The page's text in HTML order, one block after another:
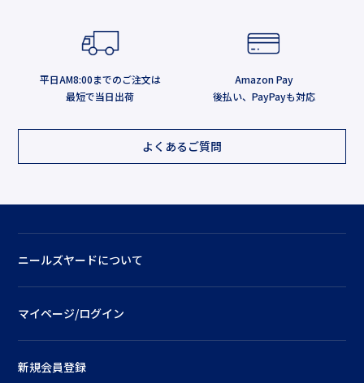
平日AM8:00までのご注文は
最短で当日出荷
Amazon Pay
後払い、PayPayも対応
よくあるご質問
ニールズヤードについて
マイページ/ログイン
新規会員登録